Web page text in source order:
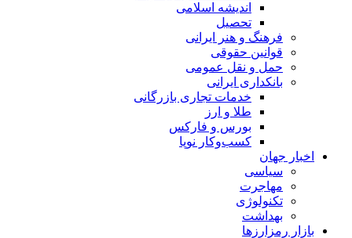
اندیشه اسلامی
تحصیل
فرهنگ و هنر ایرانی
قوانین حقوقی
حمل و نقل عمومی
بانکداری ایرانی
خدمات تجاری بازرگانی
طلا و ارز
بورس و فارکس
کسب‌وکار نوپا
اخبار جهان
سیاسی
مهاجرت
تکنولوژی
بهداشت
بازار رمزارزها